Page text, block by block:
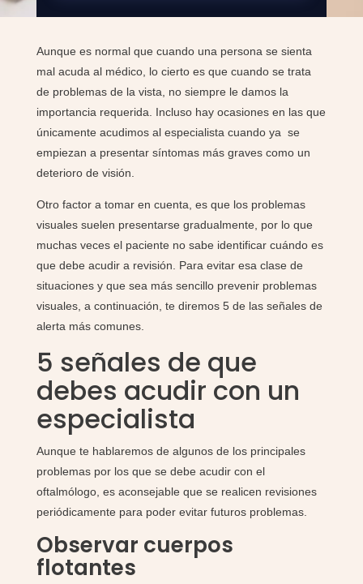
Aunque es normal que cuando una persona se sienta
mal acuda al médico, lo cierto es que cuando se trata
de problemas de la vista, no siempre le damos la
importancia requerida. Incluso hay ocasiones en las que
únicamente acudimos al especialista cuando ya se
empiezan a presentar síntomas más graves como un
deterioro de visión.
Otro factor a tomar en cuenta, es que los problemas
visuales suelen presentarse gradualmente, por lo que
muchas veces el paciente no sabe identificar cuándo es
que debe acudir a revisión. Para evitar esa clase de
situaciones y que sea más sencillo prevenir problemas
visuales, a continuación, te diremos 5 de las señales de
alerta más comunes.
5 señales de que
debes acudir con un
especialista
Aunque te hablaremos de algunos de los principales
problemas por los que se debe acudir con el
oftalmólogo, es aconsejable que se realicen revisiones
periódicamente para poder evitar futuros problemas.
Observar cuerpos
flotantes